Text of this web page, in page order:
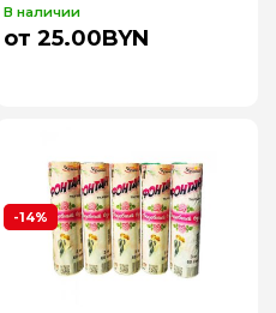
В наличии
от 25.00BYN
-14%